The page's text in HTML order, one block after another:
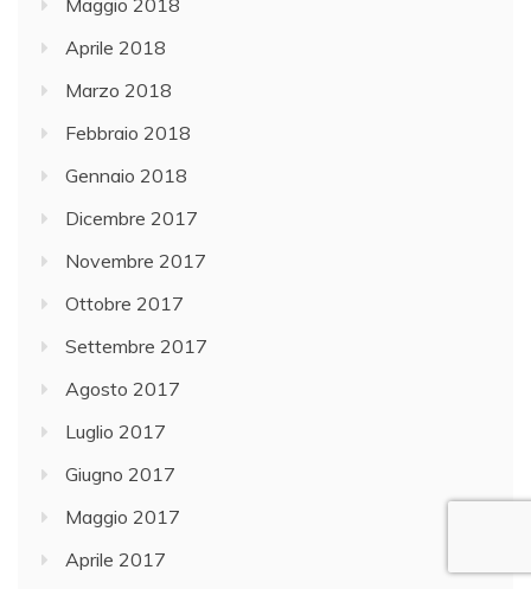
Maggio 2018
Aprile 2018
Marzo 2018
Febbraio 2018
Gennaio 2018
Dicembre 2017
Novembre 2017
Ottobre 2017
Settembre 2017
Agosto 2017
Luglio 2017
Giugno 2017
Maggio 2017
Aprile 2017